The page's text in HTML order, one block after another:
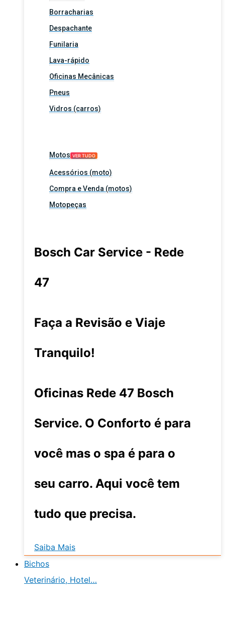
Borracharias
Despachante
Funilaria
Lava-rápido
Oficinas Mecânicas
Pneus
Vidros (carros)
Motos VER TUDO
Acessórios (moto)
Compra e Venda (motos)
Motopeças
Bosch Car Service - Rede
47
Faça a Revisão e Viaje
Tranquilo!
Oficinas Rede 47 Bosch
Service. O Conforto é para
você mas o spa é para o
seu carro. Aqui você tem
tudo que precisa.
Saiba Mais
Bichos
Veterinário, Hotel…